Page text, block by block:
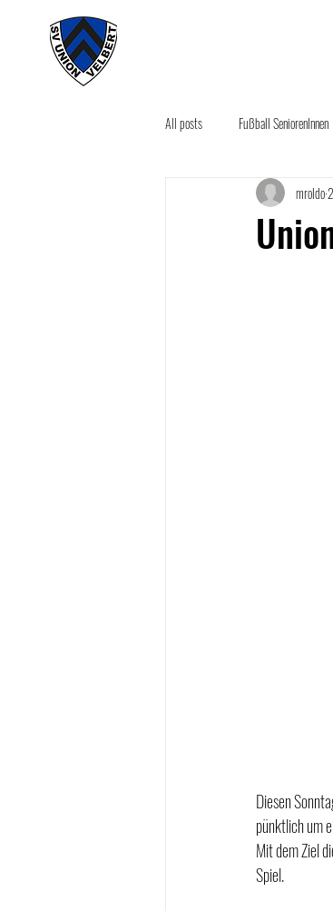
All posts Fußball SeniorenInnen
Sponsoring
mroldo
Diesen
pünktlich um
Mit dem Ziel
Spiel.